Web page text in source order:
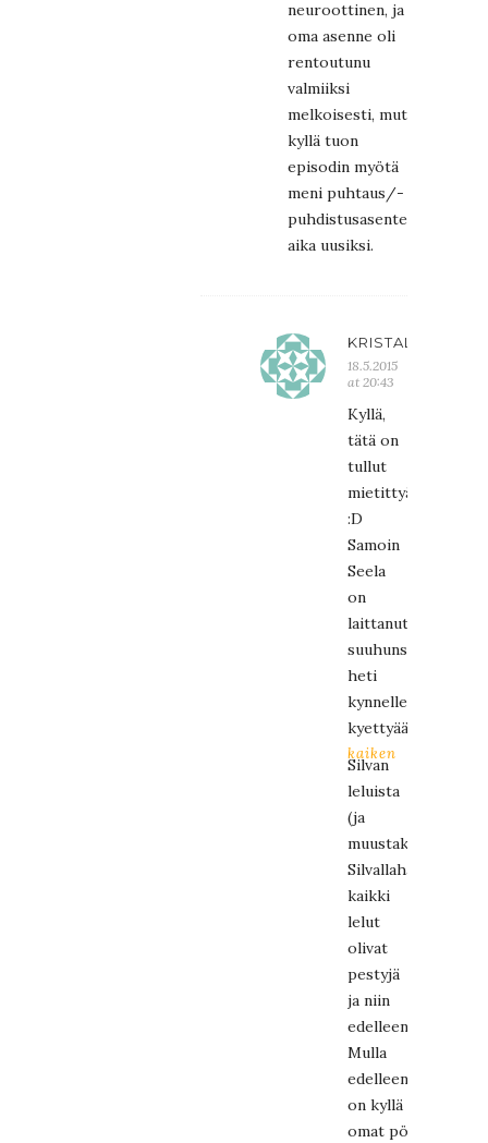
neuroottinen, ja
oma asenne oli
rentoutunu
valmiiksi
melkoisesti, mut
kyllä tuon
episodin myötä
meni puhtaus/-
puhdistusasenteet
aika uusiksi.
KRISTALIINA
18.5.2015
at 20:43
Kyllä,
tätä on
tullut
mietittyä
:D
Samoin
Seela
on
laittanut
suuhunsa
heti
kynnelle
kyettyään
kaiken
Silvan
leluista
(ja
muustakin),
Silvallahan
kaikki
lelut
olivat
pestyjä
ja niin
edelleen…
Mulla
edelleen
on kyllä
omat